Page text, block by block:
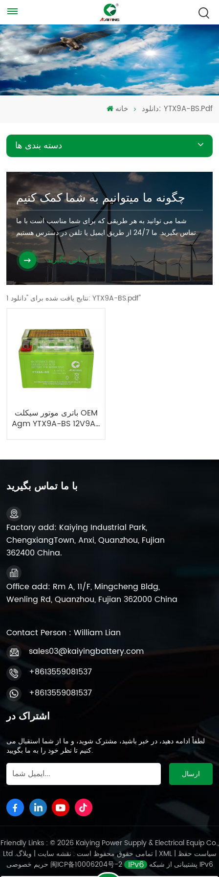
خانه دانلود: YTX9A-BS.pdf
دسته بندی ها
چگونه ما میتوانیم به شما کمک کنیم
شما می توانید به هر طریقی که برای شما مناسب است با ما
تماس بگیرید. ما 24/7 از طریق ایمیل یا تلفن در دسترس هستیم.
با ما تماس بگیرید
1 نتایج یافت شده برای "دانلود: YTX9A-BS.pdf"
باتری موتور سیکلت OEM
Agm YTX9A-BS 12V9Ah
با ما تماس بگیرید
Factory add: Kaiying Industrial Park,
ChengxiangTown, Anxi, Quanzhou, Fujian
362400 China.
Office add: Rm A, 11/F, Mingcheng Bldg,
Wenling Rd, Quanzhou, Fujian 362000 China
Contact Person : William Lian
sales03@kaiyingbattery.com
+8613559081537
+8613559081537
اشتراک در
لطفاً ادامه دهید، در خبر باشید، مشترک شوید، و ما از شما استقبال می
کنیم تا نظر خود را به ما بگویید.
Friendly Links : © 2026 Kaiying Power Supply & Electrical Equip Co.,
Ltd .تمامی حقوق محفوظ است . نقشه سایت | وبلاگ | XML| سیاست حفظ
حریم خصوصی 闽ICP备10006204号-2 پشتیبانی از شبکه IPv6